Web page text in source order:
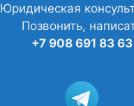
Юридическая
Позвонить,
+7 908 691 83 63